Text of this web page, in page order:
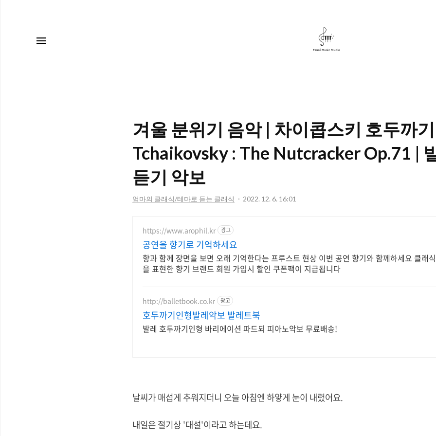
포
레
튜
디
겨울 분위기 음악 | 차이콥스키 호두까
Tchaikovsky : The Nutcracker Op.71 |
듣기 악보
엄마의 클래식/테마로 듣는 클래식 2022. 12. 6. 16:01
https://www.arophil.kr 광고
공연을 향기로 기억하세요
향과 함께 장면을 보면 오래 기억한다는 프루스트 현상 이번 공연 향기와 함께하세요 클래
을 표현한 향기 브랜드 회원 가입시 할인 쿠폰팩이 지급됩니다
http://balletbook.co.kr 광고
호두까기인형발레악보 발레트북
발레 호두까기인형 바리에이션 파드되 피아노악보 무료배송!
날씨가 매섭게 추워지더니 오늘 아침엔 하얗게 눈이 내렸어요.
내일은 절기상 '대설'이라고 하는데요.